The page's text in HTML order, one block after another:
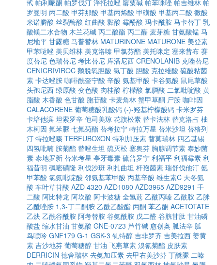
甙 帕利哌酮 帕罗伐汀 泮托拉唑 罂粟碱 帕苯咪唑 帕吉维林 帕
罗曼明 丙二酸 甲芬那酸 甲基丙烯酸 甲磺酸 甲基丙二酸 微酸
米诺膦酸 丝裂酶酸 红曲酸 黏酸 霉酚酸 玛卡酰胺 马卡替丁 乳
酸镁二水合物 木兰花碱 丙二酸酯 丙二醛 麦芽糖 甘氨酸锰 马
尼地平 甘露糖 马普替林 MATURINONE MATURONE 美登素
甲苯哒唑 美贝维林 美克洛嗪 甲氯芬酯 美托咪定 塞来昔布 赛
度替尼 色瑞替尼 考比替尼 库潘尼西 CRENOLANIB 克唑替尼
CENICRIVIROC 鹅脱氧胆酸 氯丁酸 胆酸 克拉维酸 硫酸粘菌
素 卡达唑胺 咖啡酰奎宁酸 辛酸 氨基甲酸 卡谷氨酸 鼠尾草酸
头孢尼西 绿原酸 变色酸 肉桂酸 柠檬酸 氯膦酸 二氯吡啶酸 黄
脂酸 木香酸 色甘酸 胞苷酸 卡麦角林 蟹甲草酮 尸胺 咖啡因
CALACORENE 葡萄糖酸乳酸钙 (-)-羟基柠檬酸钙 卡米罗芬
卡培他滨 坦索罗辛 他司美琼 花旗松素 替卡法林 替克洛占 柚
木柯因 氟苯脲 七氟菊酯 替考拉宁 特拉万星 替米沙坦 替格列
汀 特拉唑嗪 TERFUBOXON 特利加压素 替莫瑞林 四乙基锡
四氢吡喃 胺菊酯 替唑生坦 硫灭松 塞奥芬 胸腺调节素 泰妙菌
素 泰地罗新 替米考星 亭牙毒素 硫普罗宁 利福平 利福霉素 利
福昔明 砜嘧磺隆 利伐沙班 利扎曲坦 杆孢菌素 瑞舒伐他汀 氨
甲苯酸 氯氨吡啶酸 邻氨基苯甲酸 丙基辛酸 维生素C 天冬氨
酸 车叶草苷酸 AZD 4320 AZD1080 AZD3965 AZD9291 壬
二酸 阿比特龙 阿坎酸 阿卡波糖 全氢苊 乙酰丙嗪 乙酰胺 乙脒
乙酰唑胺 1,3-丁二酮胺 乙酰乙酸酯 丙酮 苯乙酮 ACETOTATE
乙炔 乙酰谷酰胺 阿考替胺 谷氨酰胺 戊二醛 谷胱甘肽 甘油磷
酸盐 缩水甘油 甘氨酸 GNE-0723 芦竹碱 愈创奥 胍法辛 胍
鸟嘌呤 GNF179 G-1 GSK-3 钆特醇 吉非罗齐 吉美拉西 姜黄
素 吉沙地芬 葡萄糖醇 甘油 飞燕草素 溴氰菊酯 皮肤素
DERRICIN 德舍瑞林 去氨加压素 去甲右美沙芬 丁醚脲 二嗪